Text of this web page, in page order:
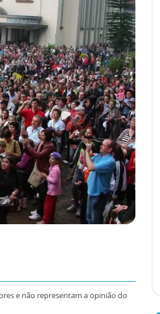
e não representam a opinião do